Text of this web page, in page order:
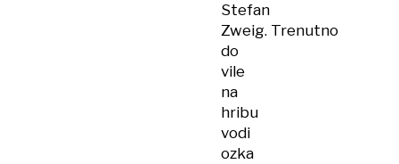
Stefan
Zweig. Trenutno
do
vile
na
hribu
vodi
ozka